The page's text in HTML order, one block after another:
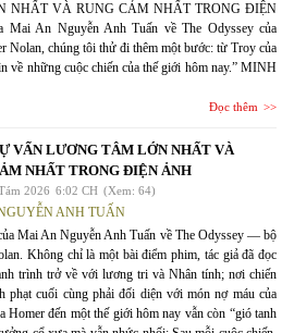
NHẤT VÀ RUNG CẢM NHẤT TRONG ĐIỆN
Mai An Nguyễn Anh Tuấn về The Odyssey của
Nolan, chúng tôi thử đi thêm một bước: từ Troy của
về những cuộc chiến của thế giới hôm nay.” MINH
Đọc thêm
VẤN LƯƠNG TÂM LỚN NHẤT VÀ
NHẤT TRONG ĐIỆN ẢNH
2026 6:02 CH (Xem: 64)
ANH TUẤN
Mai An Nguyễn Anh Tuấn về The Odyssey — bộ
Không chỉ là một bài điểm phim, tác giả đã đọc
trình trở về với lương tri và Nhân tính; nơi chiến
phạt cuối cùng phải đối diện với món nợ máu của
đến một thế giới hôm nay vẫn còn “gió tanh